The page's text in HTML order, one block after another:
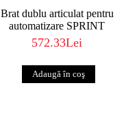
Brat dublu articulat pentru
automatizare SPRINT
572.33Lei